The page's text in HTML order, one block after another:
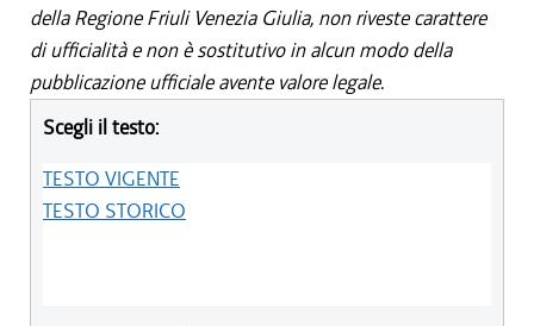
della Regione Friuli Venezia Giulia, non riveste carattere
di ufficialità e non è sostitutivo in alcun modo della
pubblicazione ufficiale avente valore legale.
Scegli il testo:
TESTO VIGENTE
TESTO STORICO